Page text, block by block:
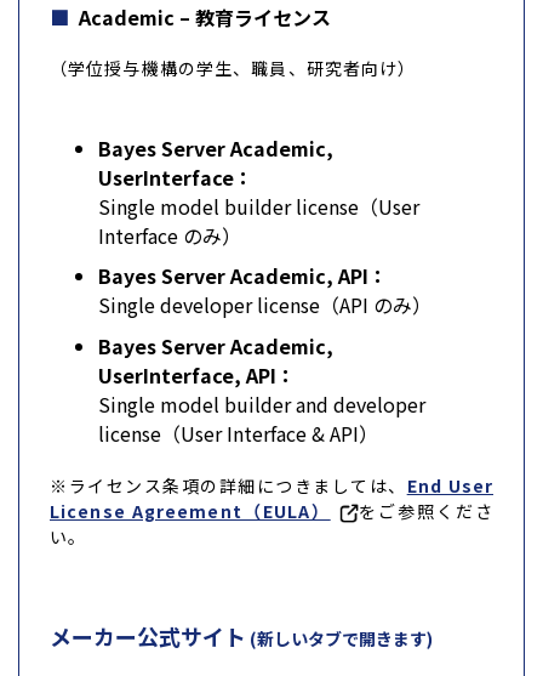
Academic – 教育ライセンス
（学位授与機構の学生、職員、研究者向け）
Bayes Server Academic,
UserInterface：
Single model builder license（User
Interface のみ）
Bayes Server Academic, API：
Single developer license（API のみ）
Bayes Server Academic,
UserInterface, API：
Single model builder and developer
license（User Interface & API）
※ライセンス条項の詳細につきましては、 End User
License Agreement（EULA）
をご参照くださ
い。
メーカー公式サイト (新しいタブで開きます)